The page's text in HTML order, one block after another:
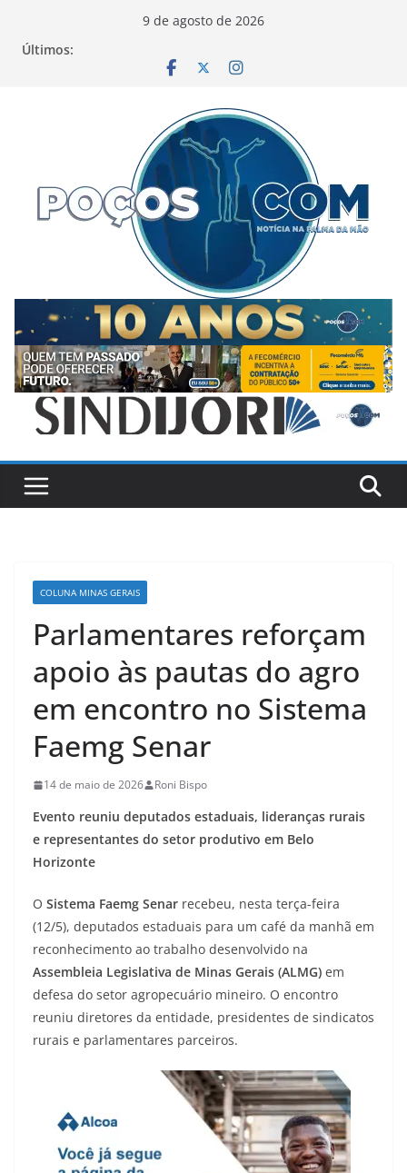
9 de agosto de 2026
Últimos:
COLUNA MINAS GERAIS
Parlamentares reforçam
apoio às pautas do agro
em encontro no Sistema
Faemg Senar
14 de maio de 2026 Roni Bispo
Evento reuniu deputados estaduais, lideranças rurais
e representantes do setor produtivo em Belo
Horizonte
O Sistema Faemg Senar recebeu, nesta terça-feira
(12/5), deputados estaduais para um café da manhã em
reconhecimento ao trabalho desenvolvido na
Assembleia Legislativa de Minas Gerais (ALMG) em
defesa do setor agropecuário mineiro. O encontro
reuniu diretores da entidade, presidentes de sindicatos
rurais e parlamentares parceiros.